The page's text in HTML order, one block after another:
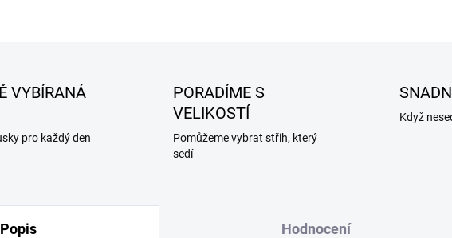
VYBÍRANÁ
pro každý den
PORADÍME S
VELIKOSTÍ
Pomůžeme vybrat střih, který
sedí
Když
Popis Hodnocení